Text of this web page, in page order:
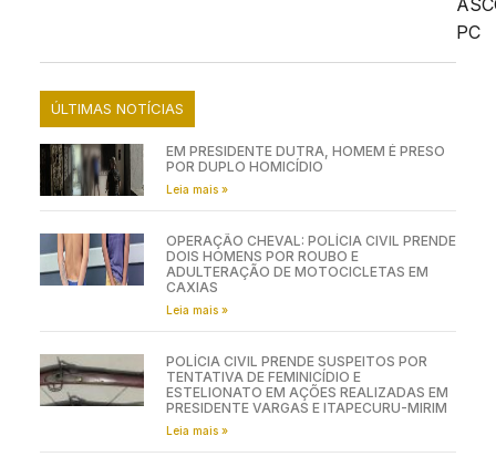
PC
ÚLTIMAS NOTÍCIAS
EM PRESIDENTE DUTRA, HOMEM É PRESO
POR DUPLO HOMICÍDIO
Leia mais »
OPERAÇÃO CHEVAL: POLÍCIA CIVIL PRENDE
DOIS HOMENS POR ROUBO E
ADULTERAÇÃO DE MOTOCICLETAS EM
CAXIAS
Leia mais »
POLÍCIA CIVIL PRENDE SUSPEITOS POR
TENTATIVA DE FEMINICÍDIO E
ESTELIONATO EM AÇÕES REALIZADAS EM
PRESIDENTE VARGAS E ITAPECURU-MIRIM
Leia mais »